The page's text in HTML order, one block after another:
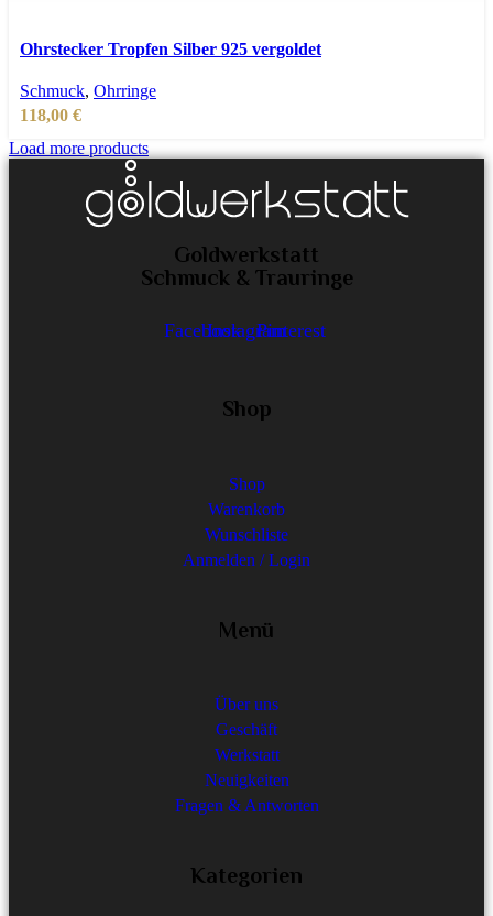
Schnellansicht
Ohrstecker Tropfen Silber 925 vergoldet
Schmuck, Ohrringe
118,00 €
Load more products
Goldwerkstatt
Schmuck & Trauringe
FacebookInstagramPinterest
Shop
Shop
Warenkorb
Wunschliste
Anmelden / Login
Menü
Über uns
Geschäft
Werkstatt
Neuigkeiten
Fragen & Antworten
Kategorien